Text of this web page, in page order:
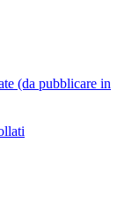
(da pubblicare in